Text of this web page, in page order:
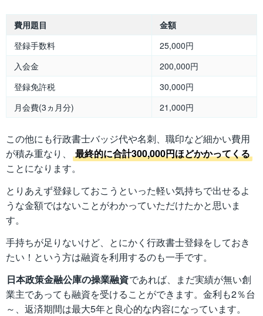
費用題目
金額
登録手数料
25,000円
入会金
200,000円
登録免許税
30,000円
月会費(3ヵ月分)
21,000円
この他にも行政書士バッジ代や名刺、職印など細かい費用
が積み重なり、
最終的に合計300,000円ほどかかってくる
ことになります。
とりあえず登録しておこうといった軽い気持ちで出せるよ
うな金額ではないことがわかっていただけたかと思いま
す。
手持ちが足りないけど、とにかく行政書士登録をしておき
たい！という方は融資を利用するのも一手です。
日本政策金融公庫の操業融資であれば、まだ実績が無い創
業主であっても融資を受けることができます。金利も2％台
～、返済期間は最大5年と良心的な内容になっています。